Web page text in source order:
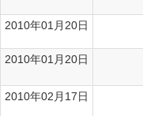
2010年01月20日
2010年01月20日
2010年02月17日
グル